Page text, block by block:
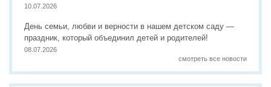
10.07.2026
День семьи, любви и верности в нашем детском саду —
праздник, который объединил детей и родителей!
08.07.2026
смотреть все новости